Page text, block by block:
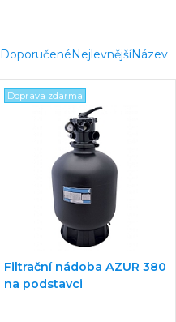
DoporučenéNejlevnějšíNázev
Doprava zdarma
Filtrační nádoba AZUR 380
na podstavci